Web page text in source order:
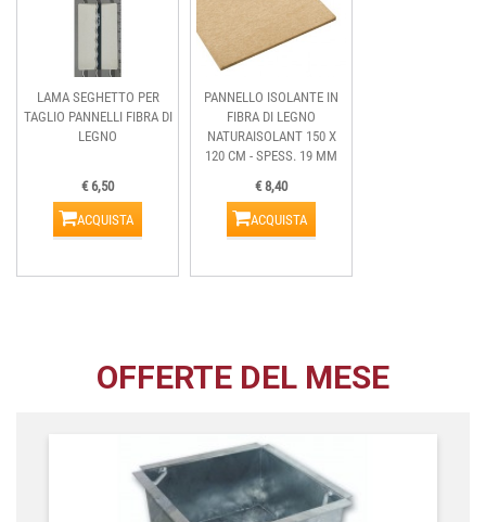
LAMA SEGHETTO PER
TAGLIO PANNELLI FIBRA DI
LEGNO
€ 6,50
ACQUISTA
PANNELLO ISOLANTE IN
FIBRA DI LEGNO
NATURAISOLANT 150 X
120 CM - SPESS. 19 MM
€ 8,40
ACQUISTA
OFFERTE DEL MESE